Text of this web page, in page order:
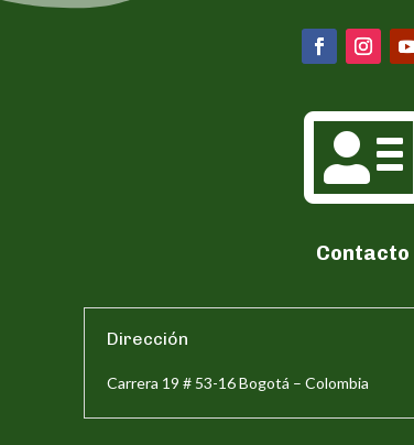

Contacto
Dirección
Carrera 19 # 53-16 Bogotá – Colombia